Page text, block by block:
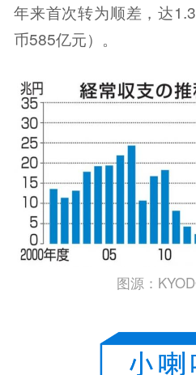
年来首次转为顺差，达
币585亿元）。
图源：